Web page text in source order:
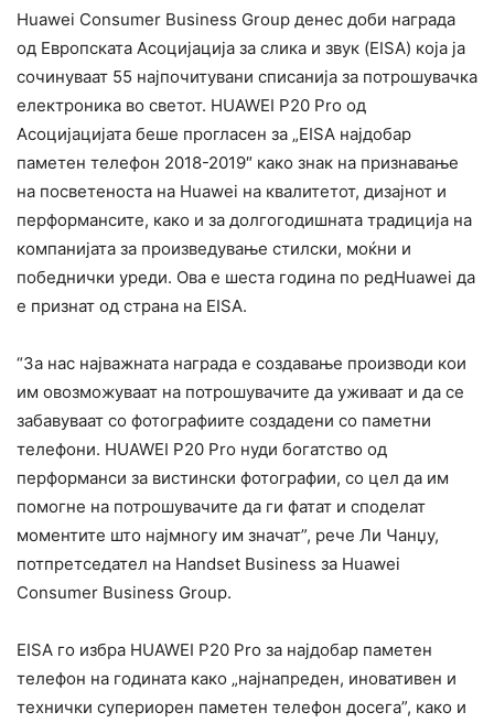
Huawei Consumer Business Group денес доби награда
од Европската Асоцијација за слика и звук (EISA) која ја
сочинуваат 55 најпочитувани списанија за потрошувачка
електроника во светот. HUAWEI P20 Pro од
Асоцијацијата беше прогласен за „EISA најдобар
паметен телефон 2018-2019″ како знак на признавање
на посветеноста на Huawei на квалитетот, дизајнот и
перформансите, како и за долгогодишната традиција на
компанијата за произведување стилски, моќни и
победнички уреди. Ова е шеста година по редHuawei да
е признат од страна на EISA.
“За нас најважната награда е создавање производи кои
им овозможуваат на потрошувачите да уживаат и да се
забавуваат со фотографиите создадени со паметни
телефони. HUAWEI P20 Pro нуди богатство од
перформанси за вистински фотографии, со цел да им
помогне на потрошувачите да ги фатат и споделат
моментите што најмногу им значат”, рече Ли Чанџу,
потпретседател на Handset Business за Huawei
Consumer Business Group.
EISA го избра HUAWEI P20 Pro за најдобар паметен
телефон на годината како „најнапреден, иновативен и
технички супериорен паметен телефон досега”, како и